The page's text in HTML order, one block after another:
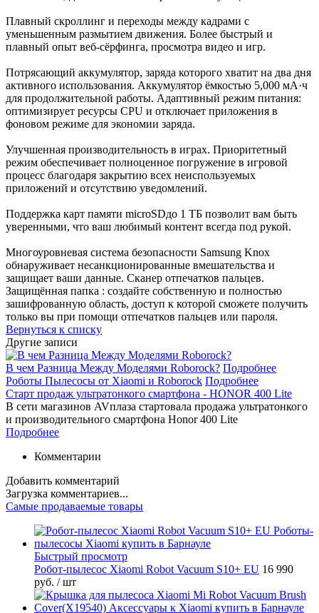
Плавный скроллинг и переходы между кадрами с
уменьшенным размытием движения. Более быстрый и
плавный опыт веб-сёрфинга, просмотра видео и игр.
Потрясающий аккумулятор, заряда которого хватит на два дня
активного использования. Аккумулятор ёмкостью 5,000 мА·ч
для продолжительной работы. Адаптивный режим питания:
оптимизирует ресурсы CPU и отключает приложения в
фоновом режиме для экономии заряда.
Улучшенная производительность в играх. Приоритетный
режим обеспечивает полноценное погружение в игровой
процесс благодаря закрытию всех неиспользуемых
приложений и отсутствию уведомлений.
Поддержка карт памяти microSDдо 1 ТБ позволит вам быть
уверенными, что ваш любимый контент всегда под рукой.
Многоуровневая система безопасности Samsung Knox
обнаруживает несанкционированные вмешательства и
защищает ваши данные. Сканер отпечатков пальцев.
Защищённая папка : создайте собственную и полностью
зашифрованную область, доступ к которой сможете получить
только вы при помощи отпечатков пальцев или пароля.
Вернуться к списку
Другие записи
В чем Разница Между Моделями Roborock? Подробнее
Роботы Пылесосы от Xiaomi и Roborock Подробнее
Старт продаж ультратонкого смартфона - HONOR 400 Lite
В сети магазинов AVплаза стартовала продажа ультратонкого
и производительного смартфона Honor 400 Lite
Подробнее
Комментарии
Добавить комментарий
Загрузка комментариев...
Самые продаваемые товары
Быстрый просмотр
Робот-пылесос Xiaomi Robot Vacuum S10+ EU 16 990
руб. / шт